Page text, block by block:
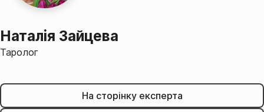
Наталія Зайцева
Таролог
На сторінку експерта